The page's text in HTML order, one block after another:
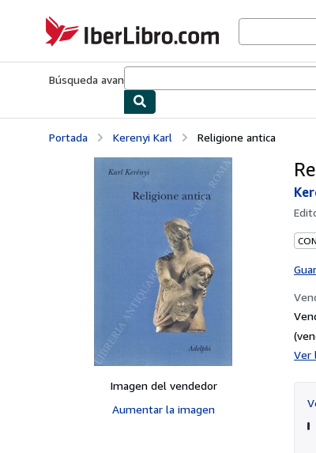
IberLibro.com
Búsqueda avanzada
Portada Kerenyi Karl Religione antica
Imagen del vendedor
Aumentar la imagen
Ver